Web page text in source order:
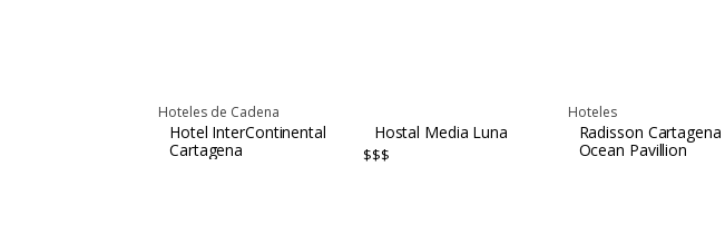
Hoteles de Cadena
Hotel InterContinental
Cartagena
Hostal Media Luna
$$$
Hoteles
Radisson Cartagena
Ocean Pavillion